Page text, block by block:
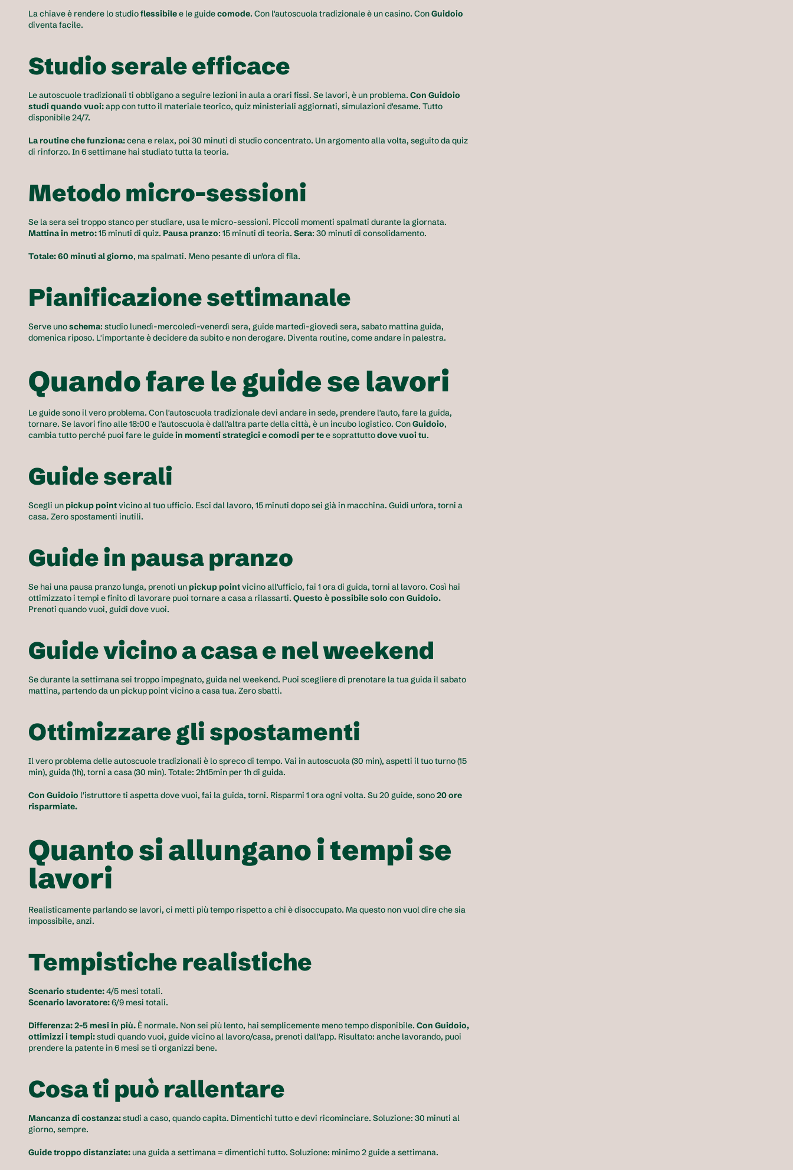
La chiave è rendere lo studio flessibile e le guide comode. Con l'autoscuola tradizionale è un casino. Con Guidoio
diventa facile.
Studio serale efficace
Le autoscuole tradizionali ti obbligano a seguire lezioni in aula a orari fissi. Se lavori, è un problema. Con Guidoio
studi quando vuoi: app con tutto il materiale teorico, quiz ministeriali aggiornati, simulazioni d'esame. Tutto
disponibile 24/7.
La routine che funziona: cena e relax, poi 30 minuti di studio concentrato. Un argomento alla volta, seguito da quiz
di rinforzo. In 6 settimane hai studiato tutta la teoria.
Metodo micro-sessioni
Mattina in metro: 15 minuti di quiz. Pausa pranzo: 15 minuti di teoria. Sera: 30 minuti di consolidamento.
Totale: 60 minuti al giorno, ma spalmati. Meno pesante di un'ora di fila.
Pianificazione settimanale
Serve uno schema: studio lunedì-mercoledì-venerdì sera, guide martedì-giovedì sera, sabato mattina guida,
domenica riposo. L'importante è decidere da subito e non derogare. Diventa routine, come andare in palestra.
Quando fare le guide se lavori
Le guide sono il vero problema. Con l'autoscuola tradizionale devi andare in sede, prendere l'auto, fare la guida,
tornare. Se lavori fino alle 18:00 e l'autoscuola è dall'altra parte della città, è un incubo logistico. Con Guidoio,
cambia tutto perché puoi fare le guide in momenti strategici e comodi per te e soprattutto dove vuoi tu.
Guide serali
Scegli un pickup point vicino al tuo ufficio. Esci dal lavoro, 15 minuti dopo sei già in macchina. Guidi un'ora, torni a
casa. Zero spostamenti inutili.
Guide in pausa pranzo
Se hai una pausa pranzo lunga, prenoti un pickup point vicino all'ufficio, fai 1 ora di guida, torni al lavoro. Così hai
ottimizzato i tempi e finito di lavorare puoi tornare a casa a rilassarti. Questo è possibile solo con Guidoio.
Prenoti quando vuoi, guidi dove vuoi.
Guide vicino a casa e nel weekend
Se durante la settimana sei troppo impegnato, guida nel weekend. Puoi scegliere di prenotare la tua guida il sabato
mattina, partendo da un pickup point vicino a casa tua. Zero sbatti.
Ottimizzare gli spostamenti
Il vero problema delle autoscuole tradizionali è lo spreco di tempo. Vai in autoscuola (30 min), aspetti il tuo turno (15
min), guida (1h), torni a casa (30 min). Totale: 2h15min per 1h di guida.
Con Guidoio l'istruttore ti aspetta dove vuoi, fai la guida, torni. Risparmi 1 ora ogni volta. Su 20 guide, sono 20 ore
risparmiate.
Quanto si allungano i tempi se
lavori
Realisticamente parlando se lavori, ci metti più tempo rispetto a chi è disoccupato. Ma questo non vuol dire che sia
impossibile, anzi.
Tempistiche realistiche
Scenario studente: 4/5 mesi totali.
Scenario lavoratore: 6/9 mesi totali.
Differenza: 2-5 mesi in più. È normale. Non sei più lento, hai semplicemente meno tempo disponibile. Con Guidoio,
ottimizzi i tempi: studi quando vuoi, guide vicino al lavoro/casa, prenoti dall'app. Risultato: anche lavorando, puoi
prendere la patente in 6 mesi se ti organizzi bene.
Cosa ti può rallentare
Mancanza di costanza: studi a caso, quando capita. Dimentichi tutto e devi ricominciare. Soluzione: 30 minuti al
giorno, sempre.
Guide troppo distanziate: una guida a settimana = dimentichi tutto. Soluzione: minimo 2 guide a settimana.